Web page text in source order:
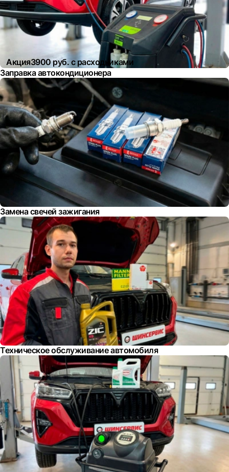
Акция3900 руб. с расходниками
Заправка автокондиционера
Замена свечей зажигания
Техническое обслуживание автомобиля